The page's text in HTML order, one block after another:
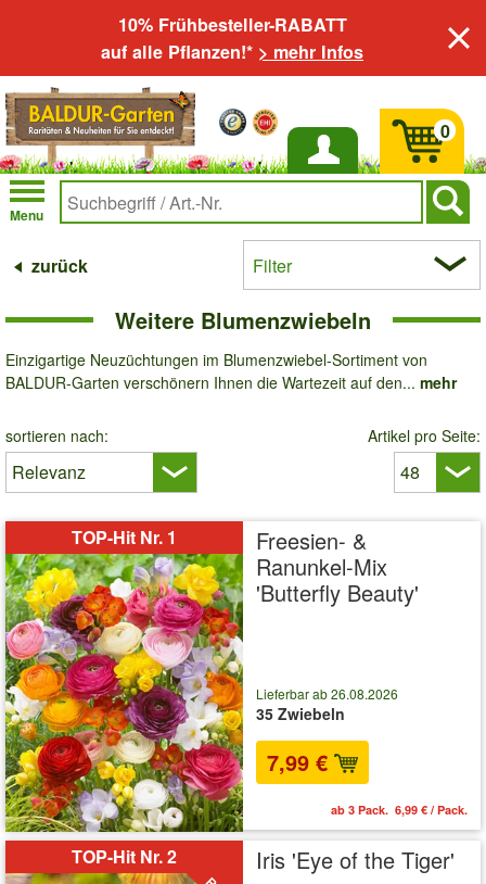
10% Frühbesteller-RABATT
auf alle Pflanzen!* > mehr Infos
Anmelden
Menu
0
zurück Filter
Weitere Blumenzwiebeln
Einzigartige Neuzüchtungen im Blumenzwiebel-Sortiment von
BALDUR-Garten verschönern Ihnen die Wartezeit auf den... mehr
sortieren nach: Artikel pro Seite:
TOP-Hit Nr. 1
Freesien- &
Ranunkel-Mix
'Butterfly Beauty'
Lieferbar ab 26.08.2026
35 Zwiebeln
7,99 €
ab 3 Pack. 6,99 € / Pack.
TOP-Hit Nr. 2 Iris 'Eye of the Tiger'